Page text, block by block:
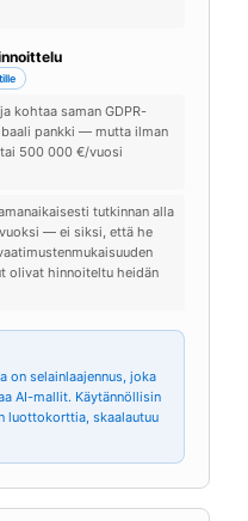
kohtaa saman GDPR-
pankki — mutta ilman
500 000 €/vuosi
tutkinnan alla
— ei siksi, että he
olivat hinnoiteltu heidän
on selainlaajennus, joka
AI-mallit. Käytännöllisin
luottokorttia, skaalautuu